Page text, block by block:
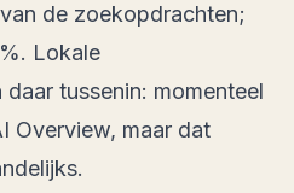
van de zoekopdrachten;
Lokale
tussenin: momenteel
Overview, maar dat